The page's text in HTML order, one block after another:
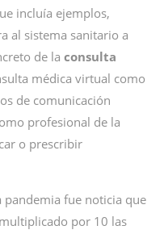
incluía ejemplos,
al sistema sanitario a
de la consulta
médica virtual como
de comunicación
profesional de la
o prescribir
pandemia fue noticia que
por 10 las